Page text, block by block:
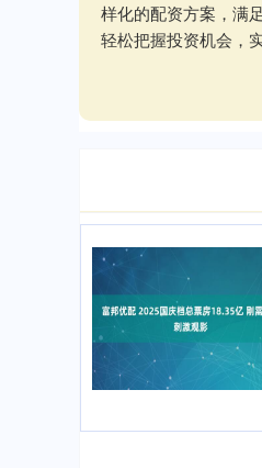
样化的配资方案，满
轻松把握投资机会，